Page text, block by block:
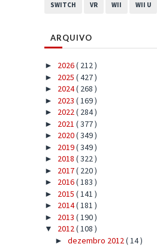
SWITCH VR WII WII U
ARQUIVO
► 2026( 212 )
► 2025 ( 427 )
► 2024( 268 )
► 2023 ( 169 )
► 2022( 284 )
► 2021 ( 377 )
► 2020( 349 )
► 2019( 349 )
► 2018 ( 322 )
► 2017( 220 )
► 2016( 183 )
► 2015 ( 141 )
► 2014( 181 )
► 2013 ( 190 )
▼ 2012( 108 )
► dezembro 2012( 14 )